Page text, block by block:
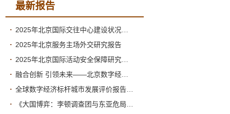
最新报告
2025年北京服务主场外交研究报告